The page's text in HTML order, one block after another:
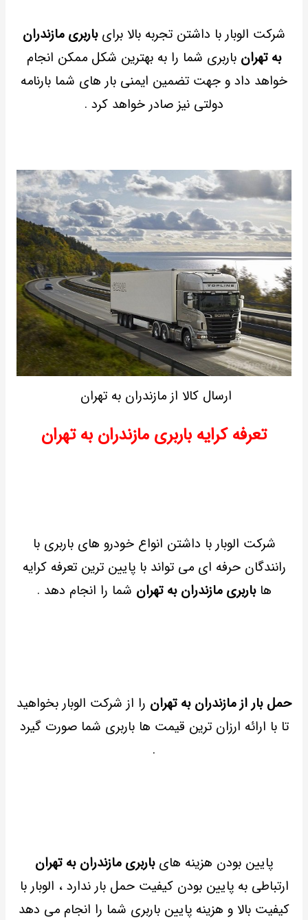
شرکت الوبار با داشتن تجربه بالا برایباربری مازندران
به تهران باربری شما را به بهترین شکل ممکن انجام
خواهد داد و جهت تضمین ایمنی بار های شما بارنامه
دولتی نیز صادر خواهد کرد .
ارسال کالا از مازندران به تهران
تعرفه کرایه باربری مازندران به تهران
شرکت الوبار با داشتن انواع خودرو های باربری با
رانندگان حرفه ای می تواند با پایین ترین تعرفه کرایه
هاباربری مازندران به تهران شما را انجام دهد .
حمل بار از مازندران به تهران را از شرکت الوبار بخواهید
تا با ارائه ارزان ترین قیمت ها باربری شما صورت گیرد
.
پایین بودن هزینه های باربری مازندران به تهران
ارتباطی به پایین بودن کیفیت حمل بار ندارد ، الوبار با
کیفیت بالا و هزینه پایین باربری شما را انجام می دهد